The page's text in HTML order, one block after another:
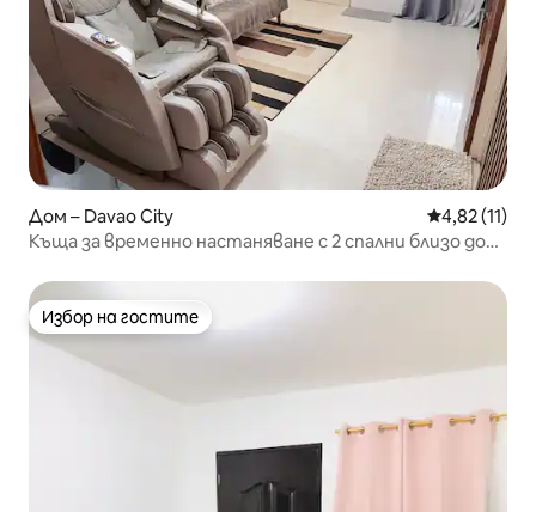
Дом – Davao City Средна
4,82 (11)
Къща за временно настаняване с 2 спални близо до
Избор на гостите
Избор на гостите